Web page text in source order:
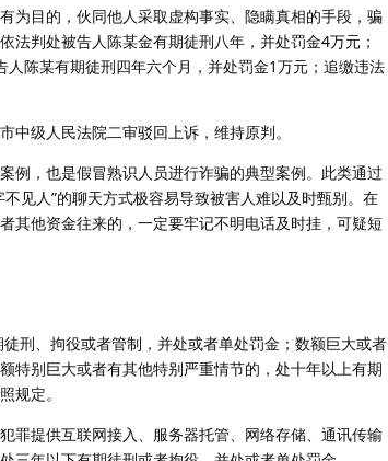
目的，伙同他人采取虚构事实、隐瞒真相的手段，骗
判处被告人陈某金有期徒刑八年，并处罚金4万元；
陈某有期徒刑四年六个月，并处罚金1万元；追缴违法
级人民法院二审驳回上诉，维持原判。
，也是假冒熟识人员进行诈骗的典型案例。此类通过
见人”的聊天方式极容易导致被害人难以及时甄别。在
其他资金往来的，一定要牢记不明电话及时挂，可疑短
、拘役或者管制，并处或者单处罚金；数额巨大或者
特别巨大或者有其他特别严重情节的，处十年以上有期
规定。
提供互联网接入、服务器托管、网络存储、通讯传输